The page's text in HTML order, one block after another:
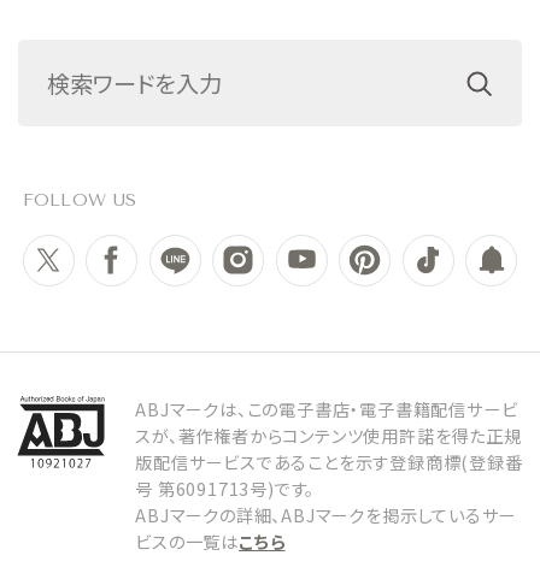
FOLLOW US
ABJマークは、この電子書店・電子書籍配信サービ
スが、著作権者からコンテンツ使用許諾を得た正規
版配信サービスであることを示す登録商標(登録番
号 第6091713号)です。
ABJマークの詳細、ABJマークを掲示しているサー
ビスの一覧はこちら